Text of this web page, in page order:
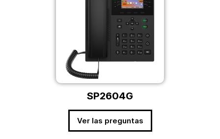
SP2604G
Ver las preguntas